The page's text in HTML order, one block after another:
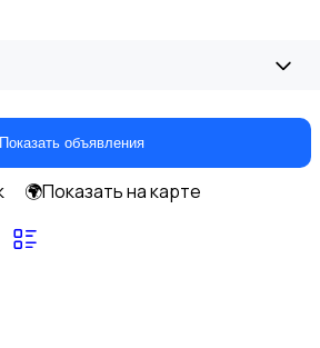
и ПК
Показать объявления
🌍Показать на карте